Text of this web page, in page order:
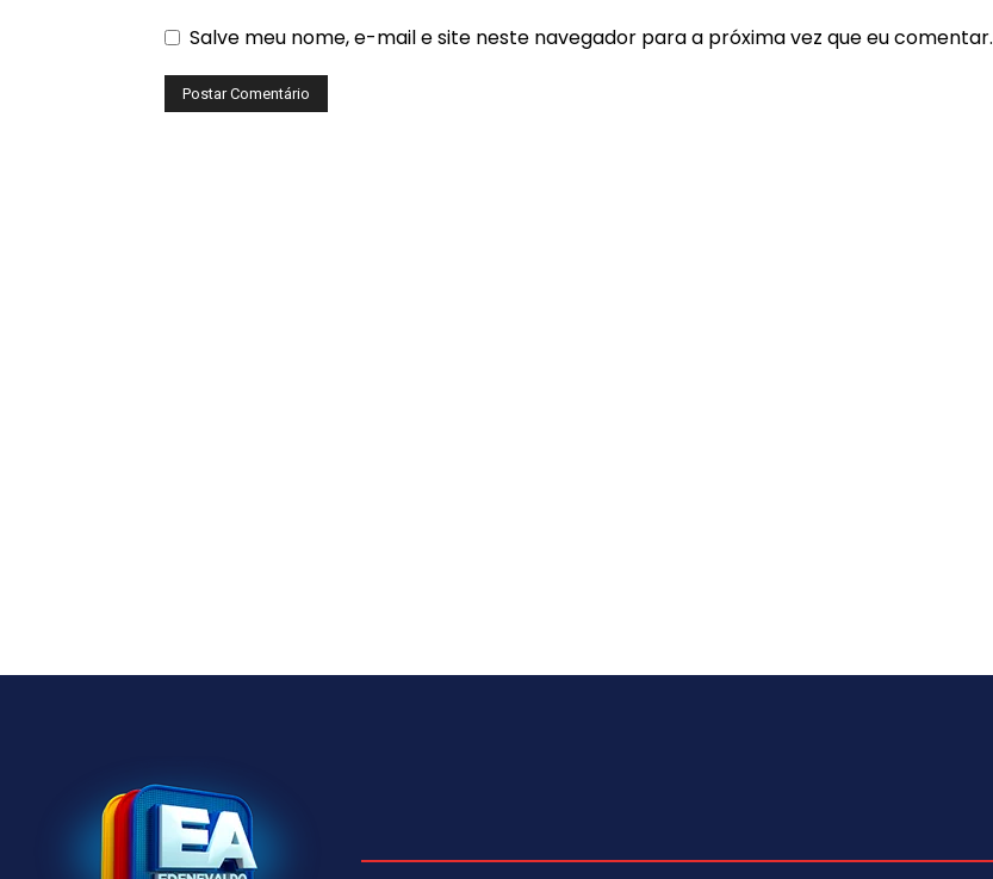
Salve meu nome, e-mail e site neste navegador para a próxima vez que eu comentar.